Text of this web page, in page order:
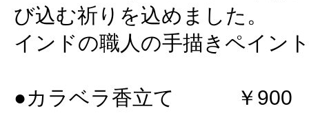
び込む祈りを込めました。
インドの職人の手描きペイン
●カラベラ香立て ￥900